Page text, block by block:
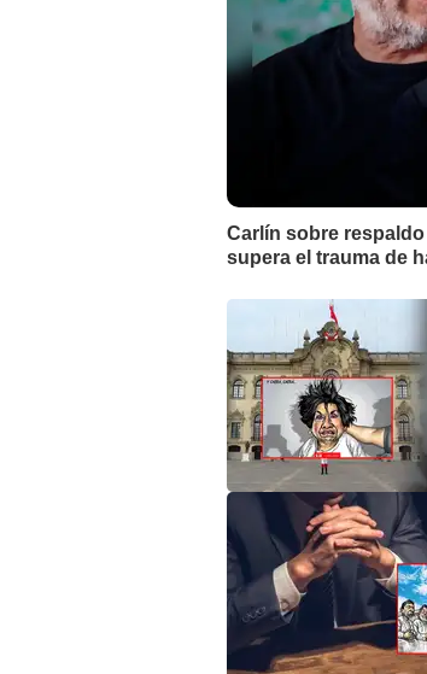
Carlín sobre
supera el trauma de